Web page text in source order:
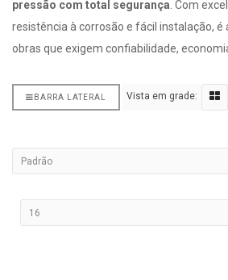
pressão com total segurança . Com
resistência à corrosão e fácil instalação, é
obras que exigem confiabilidade,
BARRA LATERAL Vista em grade: